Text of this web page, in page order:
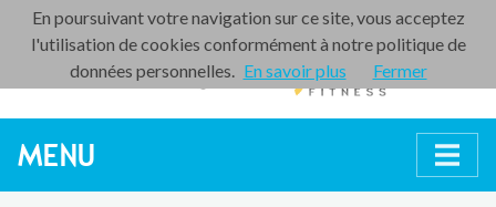
MENU
En poursuivant votre navigation sur ce site, vous acceptez
l'utilisation de cookies conformément à notre politique de
données personnelles. En savoir plus Fermer